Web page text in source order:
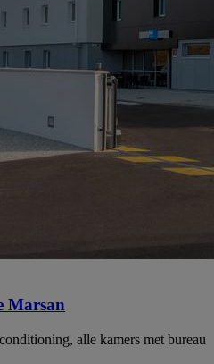
Marsan
alle kamers met bureau